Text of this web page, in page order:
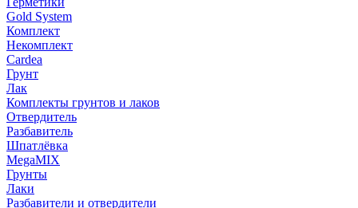
Gold System
Комплект
Некомплект
Cardea
Грунт
Лак
Комплекты грунтов и лаков
Отвердитель
Разбавитель
Шпатлёвка
MegaMIX
Грунты
Лаки
Разбавители и отвердители